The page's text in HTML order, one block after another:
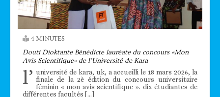
4 MINUTES
Douti Dioktante Bénédicte lauréate du concours «Mon
Avis Scientifique» de l’Université de Kara
l’ université de kara, uk, a accueilli le 18 mars 2026, la
finale de la 2è édition du concours universitaire
féminin « mon avis scientifique ». dix étudiantes de
différentes facultés […]